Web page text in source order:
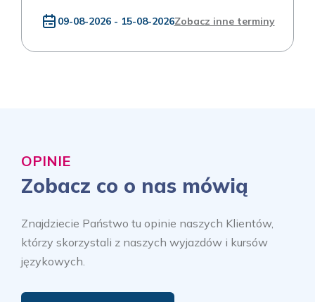
09-08-2026 - 15-08-2026Zobacz inne terminy
OPINIE
Zobacz co o nas mówią
Znajdziecie Państwo tu opinie naszych Klientów,
którzy skorzystali z naszych wyjazdów i kursów
językowych.